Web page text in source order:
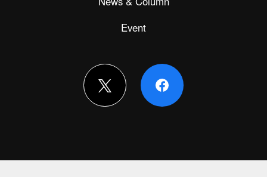
Event